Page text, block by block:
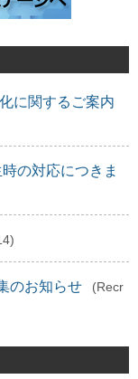
に関するご案内
の対応につきま
のお知らせ
(Recr